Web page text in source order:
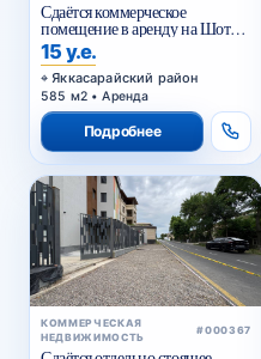
Сдаётся коммерческое
помещение в аренду на Шота
Руставели
15 у.е.
Яккасарайский район
585 м2 • Аренда
Подробнее
КОММЕРЧЕСКАЯ
НЕДВИЖИМОСТЬ
#000367